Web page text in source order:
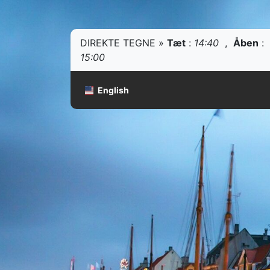
DIREKTE TEGNE » Tæt : 14:40 , Åben :
15:00
English